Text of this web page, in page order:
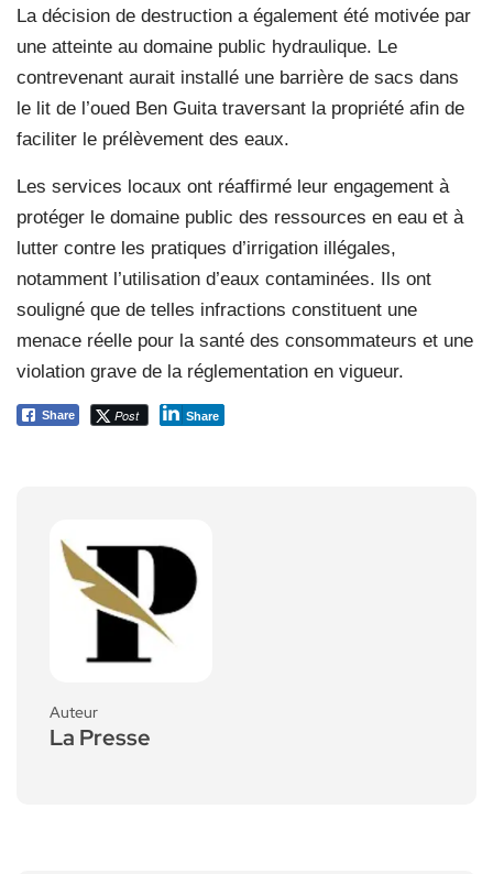
La décision de destruction a également été motivée par
une atteinte au domaine public hydraulique. Le
contrevenant aurait installé une barrière de sacs dans
le lit de l’oued Ben Guita traversant la propriété afin de
faciliter le prélèvement des eaux.
Les services locaux ont réaffirmé leur engagement à
protéger le domaine public des ressources en eau et à
lutter contre les pratiques d’irrigation illégales,
notamment l’utilisation d’eaux contaminées. Ils ont
souligné que de telles infractions constituent une
menace réelle pour la santé des consommateurs et une
violation grave de la réglementation en vigueur.
Share Post Share
Auteur
La Presse